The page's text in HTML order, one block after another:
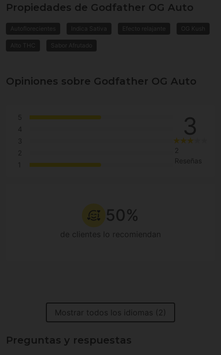
Propiedades de Godfather OG Auto
Autoflorecientes Indica Sativa Efecto relajante OG Kush
Alto THC Sabor Afrutado
Opiniones sobre Godfather OG Auto
5
4
3
2
1
3
2
Reseñas
50%
de clientes lo recomiendan
Mostrar todos los idiomas (2)
Preguntas y respuestas